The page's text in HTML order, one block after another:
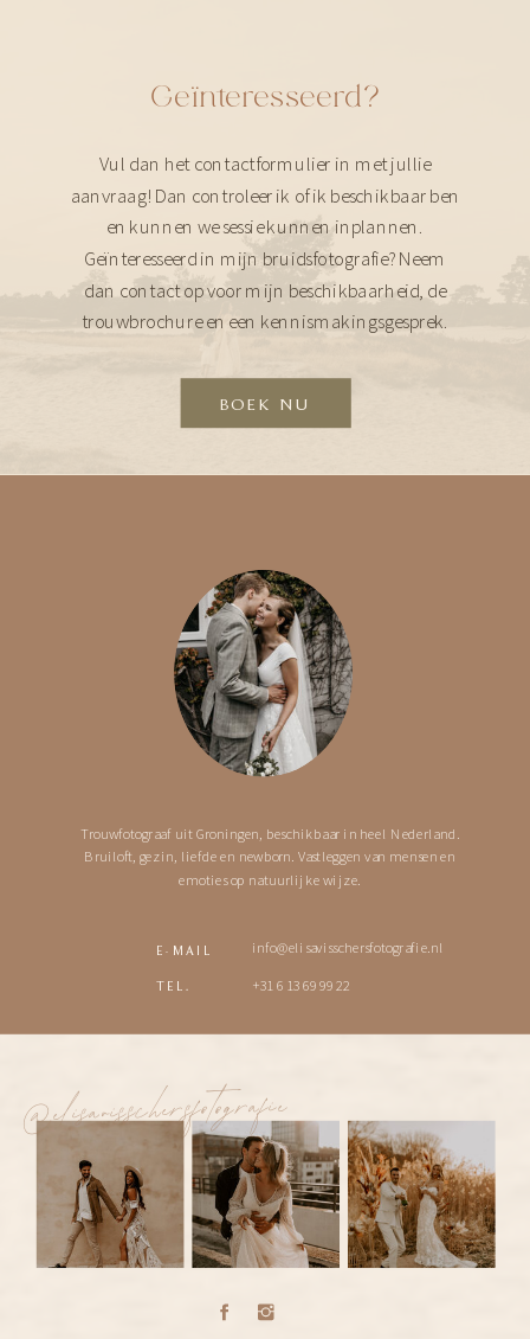
BOEK NU
Vul dan het contactformulier in met jullie
aanvraag! Dan controleer ik of ik beschikbaar ben
en kunnen we sessie kunnen inplannen.
Geïnteresseerd in mijn bruidsfotografie? Neem
dan contact op voor mijn beschikbaarheid, de
trouwbrochure en een kennismakingsgesprek.
Geïnteresseerd?
@elisavisschersfotografie
+31 6 13 69 99 22
TEL.
info@elisavisschersfotografie.nl
E-MAIL
Trouwfotograaf uit Groningen, beschikbaar in heel Nederland.
Bruiloft, gezin, liefde en newborn. Vastleggen van mensen en
emoties op natuurlijke wijze.